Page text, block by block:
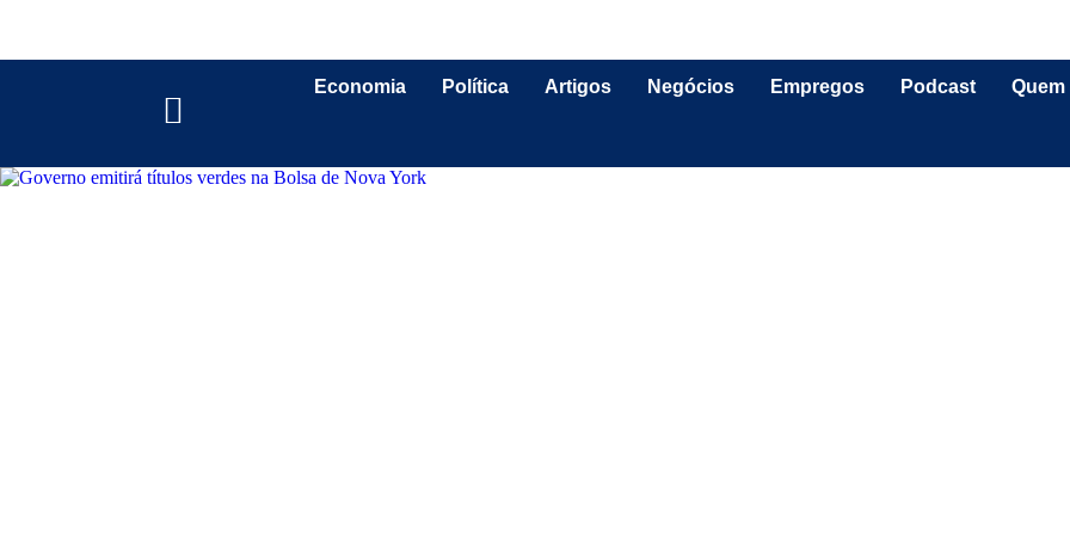
Economia Política Artigos Negócios Empregos Podcast